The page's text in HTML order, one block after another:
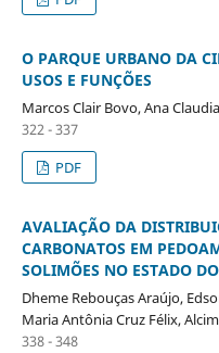
O PARQUE URBANO DA
USOS E FUNÇÕES
Marcos Clair Bovo, Ana
322 - 337
PDF
AVALIAÇÃO DA
CARBONATOS EM
SOLIMÕES NO ESTADO
Dheme Rebouças Araújo,
Maria Antônia Cruz Félix,
338 - 348